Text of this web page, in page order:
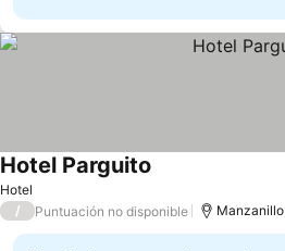
Hotel
Hotel Parguito
/ Puntuación no disponible